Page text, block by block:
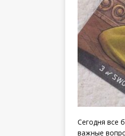
Сегодня все
важные